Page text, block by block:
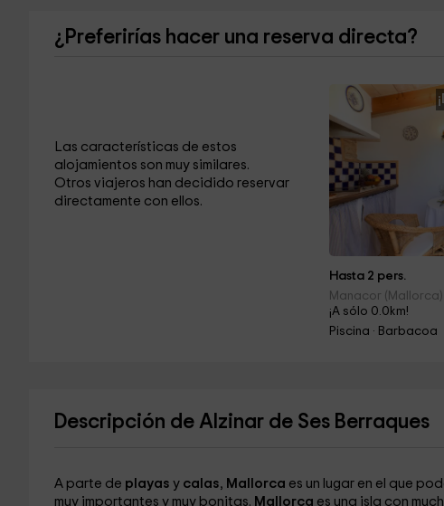
¿Preferirías hacer una reserva directa?
Las características de estos
alojamientos son muy similares.
Otros viajeros han decidido reservar
directamente con ellos.
Hasta 2 pers.
Manacor (Mallorca)
¡A sólo 0.0km!
Piscina · Barbacoa
Descripción de Alzinar de Ses Berraques
A parte de playas y calas, Mallorca es un lugar en el que
muy importantes y muy bonitas. Mallorca es una isla con